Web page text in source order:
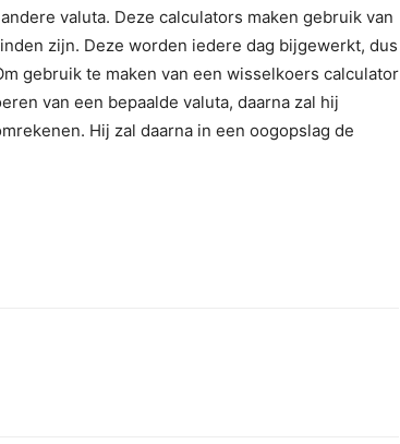
valuta. Deze calculators maken gebruik van
zijn. Deze worden iedere dag bijgewerkt, dus
gebruik te maken van een wisselkoers calculator
van een bepaalde valuta, daarna zal hij
Hij zal daarna in een oogopslag de